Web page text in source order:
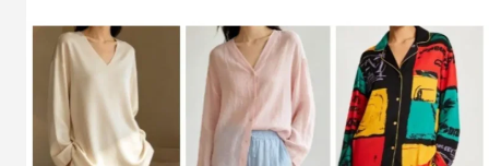
Modemarken,
es
wert
sind,